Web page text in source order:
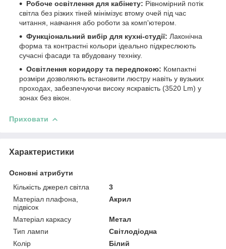
Робоче освітлення для кабінету: Рівномірний потік
світла без різких тіней мінімізує втому очей під час
читання, навчання або роботи за комп'ютером.
Функціональний вибір для кухні-студії: Лаконічна
форма та контрастні кольори ідеально підкреслюють
сучасні фасади та вбудовану техніку.
Освітлення коридору та передпокою: Компактні
розміри дозволяють встановити люстру навіть у вузьких
проходах, забезпечуючи високу яскравість (3520 Lm) у
зонах без вікон.
Приховати
Характеристики
Основні атрибути
Кількість джерел світла
3
Матеріал плафона,
підвісок
Акрил
Матеріал каркасу
Метал
Тип лампи
Світлодіодна
Колір
Білий